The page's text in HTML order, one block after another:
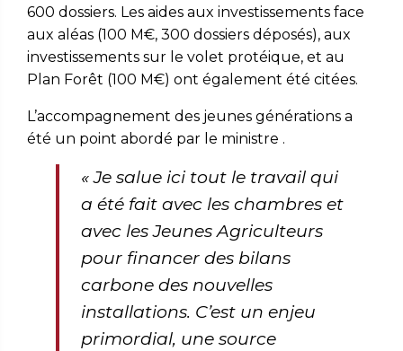
600 dossiers. Les aides aux investissements face
aux aléas (100 M€, 300 dossiers déposés), aux
investissements sur le volet protéique, et au
Plan Forêt (100 M€) ont également été citées.
L’accompagnement des jeunes générations a
été un point abordé par le ministre .
«Je salue ici tout le travail qui
a été fait avec les chambres et
avec les Jeunes Agriculteurs
pour financer des bilans
carbone des nouvelles
installations. C’est un enjeu
primordial, une source